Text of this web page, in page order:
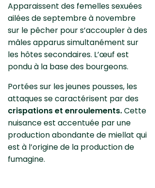
Apparaissent des femelles sexuées
ailées de septembre à novembre
sur le pêcher pour s’accoupler à des
mâles apparus simultanément sur
les hôtes secondaires. L’œuf est
pondu à la base des bourgeons.
Portées sur les jeunes pousses, les
attaques se caractérisent par des
crispations et enroulements.Cette
nuisance est accentuée par une
production abondante de miellat qui
est à l’origine de la production de
fumagine.